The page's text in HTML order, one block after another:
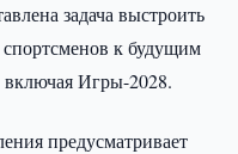
задача выстроить
к будущим
Игры-2028.
предусматривает